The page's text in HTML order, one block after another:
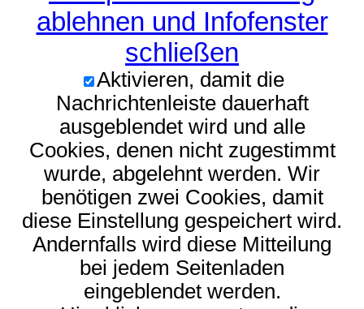
ablehnen und Infofenster
schließen
Aktivieren, damit die
Nachrichtenleiste dauerhaft
ausgeblendet wird und alle
Cookies, denen nicht zugestimmt
wurde, abgelehnt werden. Wir
benötigen zwei Cookies, damit
diese Einstellung gespeichert wird.
Andernfalls wird diese Mitteilung
bei jedem Seitenladen
eingeblendet werden.